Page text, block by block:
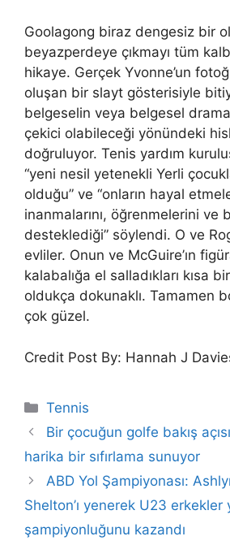
Goolagong biraz dengesiz bir
beyazperdeye çıkmayı tüm
hikaye. Gerçek Yvonne’un
oluşan bir slayt gösterisiyle
belgeselin veya belgesel
çekici olabileceği yönündeki
doğruluyor. Tenis yardım
“yeni nesil yetenekli Yerli
olduğu” ve “onların hayal
inanmalarını, öğrenmelerini ve
desteklediği” söylendi. O ve
evliler. Onun ve McGuire’ın
kalabalığa el salladıkları kısa
oldukça dokunaklı. Tamamen
çok güzel.
Credit Post By: Hannah J
Categories
Tennis
Bir çocuğun golfe bakış
harika bir sıfırlama sunuyor
ABD Yol Şampiyonası:
Shelton’ı yenerek U23 erkekler
şampiyonluğunu kazandı